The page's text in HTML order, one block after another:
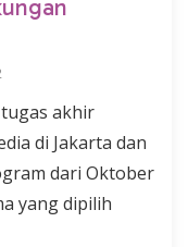
akhir
di Jakarta dan
dari Oktober
yang dipilih